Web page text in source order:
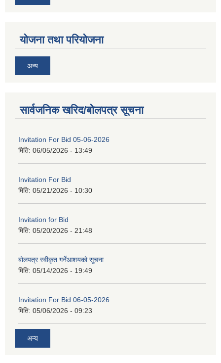
योजना तथा परियोजना
अन्य
सार्वजनिक खरिद/बोलपत्र सूचना
Invitation For Bid 05-06-2026
मिति: 06/05/2026 - 13:49
Invitation For Bid
मिति: 05/21/2026 - 10:30
Invitation for Bid
मिति: 05/20/2026 - 21:48
बोलपत्र स्वीकृत गर्नेआशयको सूचना
मिति: 05/14/2026 - 19:49
Invitation For Bid 06-05-2026
मिति: 05/06/2026 - 09:23
अन्य